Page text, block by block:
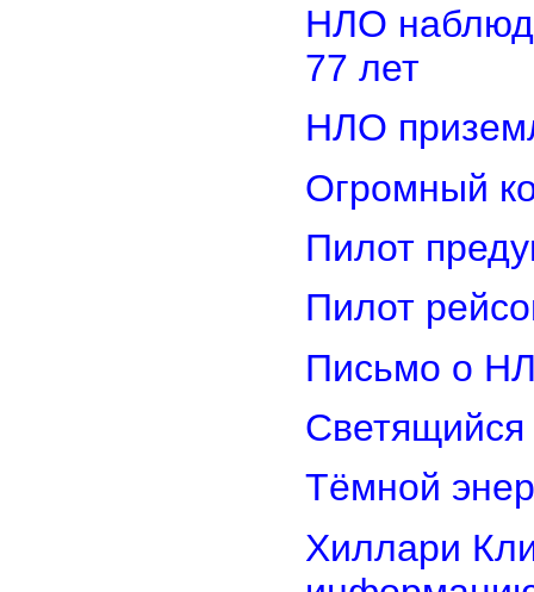
НЛО
77 лет
НЛО
Огромный
Пилот
Пилот
Письмо о
Светящийся
Тёмной
Хиллари